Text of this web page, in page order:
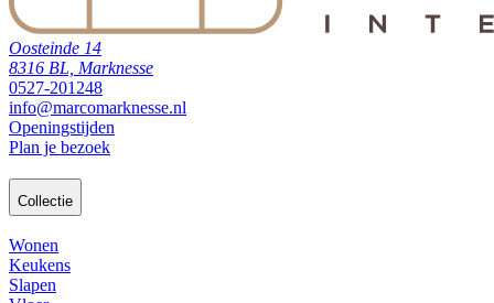
Oosteinde 14
8316 BL, Marknesse
0527-201248
info@marcomarknesse.nl
Openingstijden
Plan je bezoek
Collectie
Wonen
Keukens
Slapen